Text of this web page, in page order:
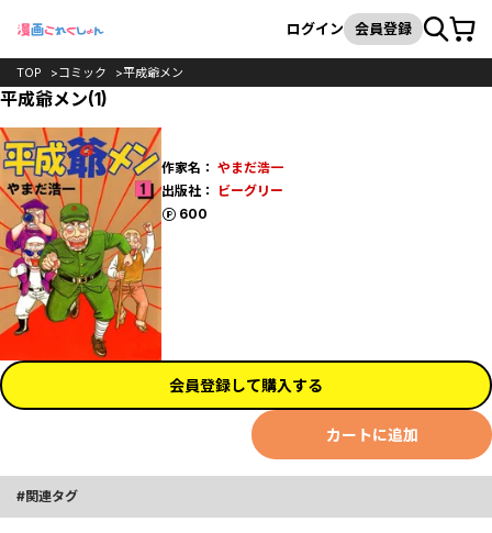
検索
ログイン 会員登録カート
TOP コミック 平成爺メン
平成爺メン(1)
作家名： やまだ浩一
出版社：
ビーグリー
600
ポイント
会員登録して購入する
カートに追加
関連タグ